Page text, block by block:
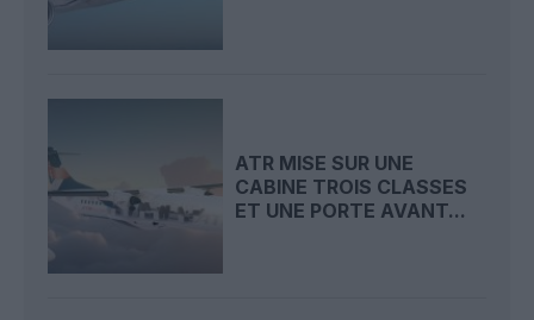
ATR MISE SUR UNE
CABINE TROIS CLASSES
ET UNE PORTE AVANT...